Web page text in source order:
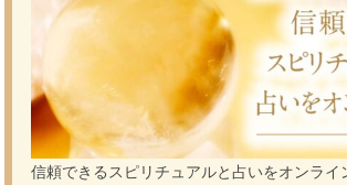
信頼できるスピリチュアルと占いをオンライ